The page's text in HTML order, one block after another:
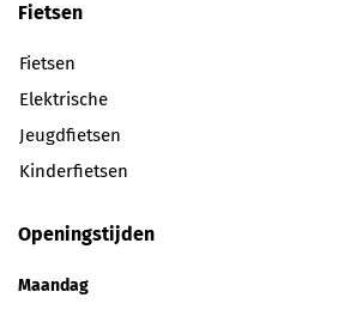
Fietsen
Fietsen
Elektrische
Jeugdfietsen
Kinderfietsen
Openingstijden
Maandag